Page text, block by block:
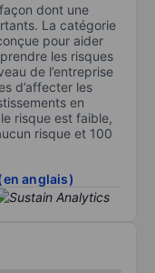
dont une
La catégorie
pour aider
les risques
de l’entreprise
d’affecter les
en
risque est faible,
risque et 100
anglais)